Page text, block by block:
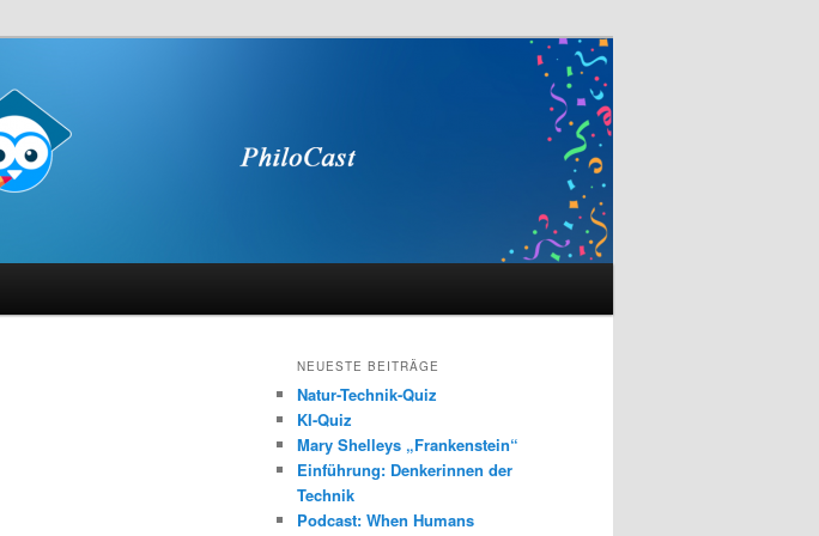
NEUESTE BEITRÄGE
Natur-Technik-Quiz
KI-Quiz
Mary Shelleys „Frankenstein“
Einführung: Denkerinnen der
Technik
Podcast: When Humans